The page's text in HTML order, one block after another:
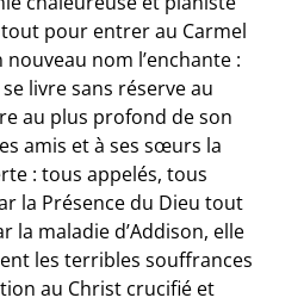
pour entrer au Carmel
nouveau nom l’enchante :
livre sans réserve au
au plus profond de son
amis et à ses sœurs la
: tous appelés, tous
la Présence du Dieu tout
la maladie d’Addison, elle
les terribles souﬀrances
au Christ cruciﬁé et